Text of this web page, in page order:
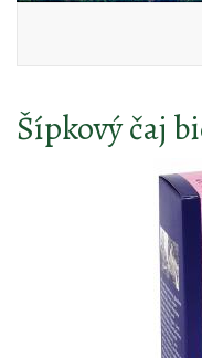
Šípkový čaj